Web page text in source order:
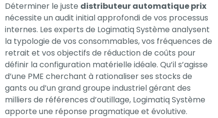
Déterminer le juste distributeur automatique prix
nécessite un audit initial approfondi de vos processus
internes. Les experts de Logimatiq Système analysent
la typologie de vos consommables, vos fréquences de
retrait et vos objectifs de réduction de coûts pour
définir la configuration matérielle idéale. Qu’il s’agisse
d’une PME cherchant à rationaliser ses stocks de
gants ou d’un grand groupe industriel gérant des
milliers de références d’outillage, Logimatiq Système
apporte une réponse pragmatique et évolutive.